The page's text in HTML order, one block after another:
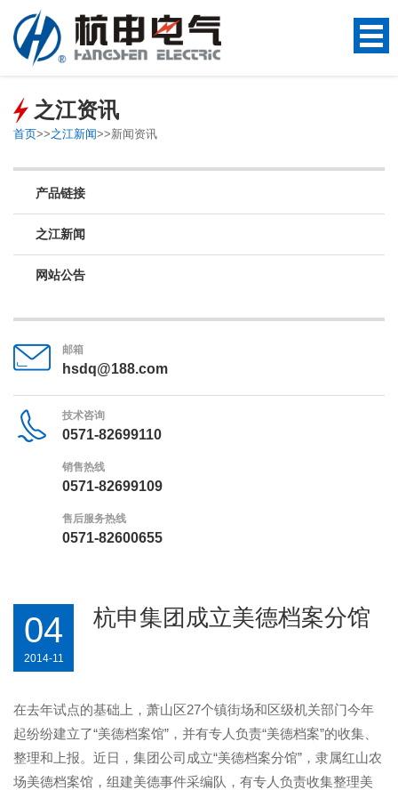
之江资讯
首页>>之江新闻>>新闻资讯
产品链接
之江新闻
网站公告
邮箱
hsdq@188.com
技术咨询
0571-82699110
销售热线
0571-82699109
售后服务热线
0571-82600655
04
2014-11
杭申集团成立美德档案分馆
在去年试点的基础上，萧山区27个镇街场和区级机关部门今年
起纷纷建立了“美德档案馆”，并有专人负责“美德档案”的收集、
整理和上报。近日，集团公司成立“美德档案分馆”，隶属红山农
场美德档案馆，组建美德事件采编队，有专人负责收集整理美